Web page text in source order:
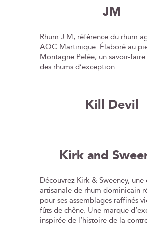
JM
Rhum J.M, référence du rhum
AOC Martinique. Élaboré au
Montagne Pelée, un savoir-
des rhums d’exception.
Kill Devil
Kirk and
Découvrez Kirk & Sweeney,
artisanale de rhum dominicain
pour ses assemblages raffinés
fûts de chêne. Une marque
inspirée de l’histoire de la